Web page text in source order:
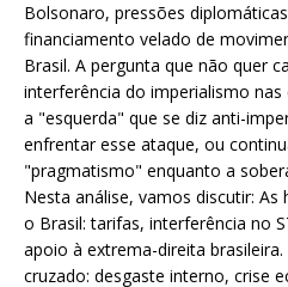
Bolsonaro, pressões
financiamento velado de
Brasil. A pergunta que não quer
interferência do imperialismo nas
a "esquerda" que se diz anti-
enfrentar esse ataque, ou
"pragmatismo" enquanto a
Nesta análise, vamos discutir:
o Brasil: tarifas, interferência no
apoio à extrema-direita
cruzado: desgaste interno, crise